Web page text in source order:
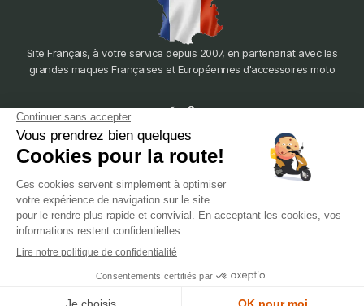
Site Français, à votre service depuis 2007, en partenariat avec les
grandes maques Françaises et Européennes d'accessoires moto
388 Av. Charles de Gaulle, 69200 Vénissieux
© 2007-2025 Silverstone Motor